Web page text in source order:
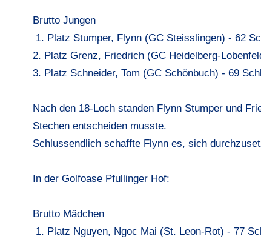
Brutto Jungen
1. Platz Stumper, Flynn (GC Steisslingen) - 62
2. Platz Grenz, Friedrich (GC Heidelberg-
3. Platz Schneider, Tom (GC Schönbuch) - 69
Nach den 18-Loch standen Flynn Stumper und
Stechen entscheiden musste.
Schlussendlich schaffte Flynn es, sich
In der Golfoase Pfullinger Hof:
Brutto Mädchen
1. Platz Nguyen, Ngoc Mai (St. Leon-Rot) - 77